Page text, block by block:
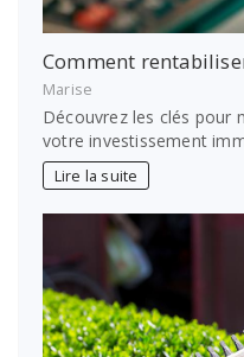
Comment
Marise
Découvrez les clés pour
votre investissement
Lire la suite